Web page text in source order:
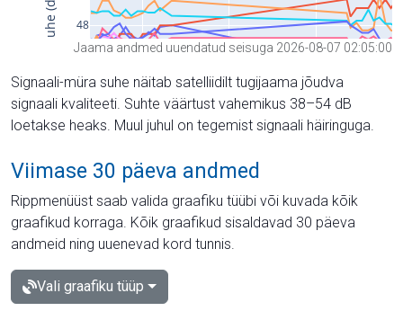
Jaama andmed uuendatud seisuga 2026-08-07 02:05:00
Signaali-müra suhe näitab satelliidilt tugijaama jõudva
signaali kvaliteeti. Suhte väärtust vahemikus 38–54 dB
loetakse heaks. Muul juhul on tegemist signaali häiringuga.
Viimase 30 päeva andmed
Rippmenüüst saab valida graafiku tüübi või kuvada kõik
graafikud korraga. Kõik graafikud sisaldavad 30 päeva
andmeid ning uuenevad kord tunnis.
Vali graafiku tüüp